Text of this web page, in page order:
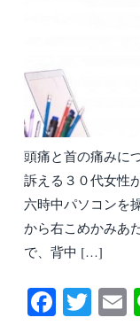
頭痛と首の痛みに
訴える３０代女性
六時中パソコンを
から右こめかみあ
で、背中 […]
Fa T